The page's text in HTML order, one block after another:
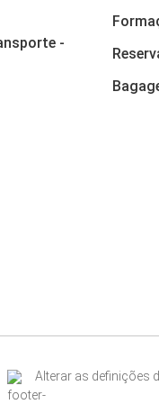
-
Alterar as definições